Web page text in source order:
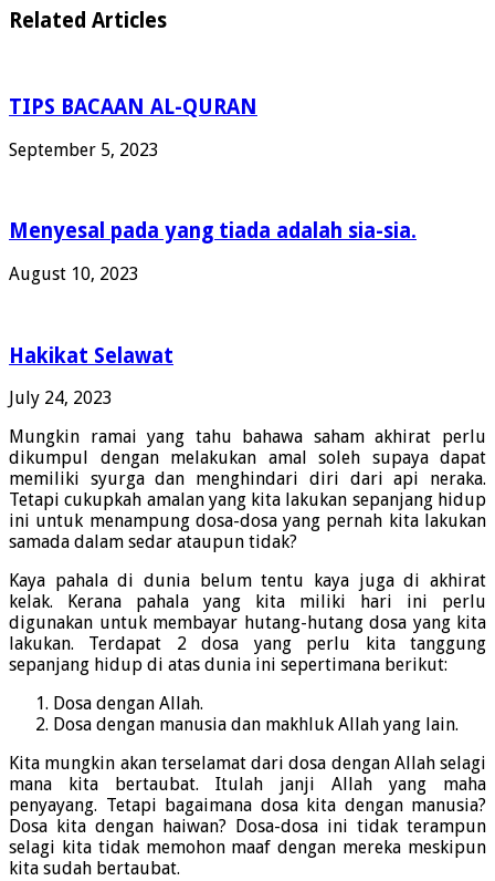
Related Articles
TIPS BACAAN AL-QURAN
September 5, 2023
Menyesal pada yang tiada adalah sia-sia.
August 10, 2023
Hakikat Selawat
July 24, 2023
Mungkin ramai yang tahu bahawa saham akhirat perlu
dikumpul dengan melakukan amal soleh supaya dapat
memiliki syurga dan menghindari diri dari api neraka.
Tetapi cukupkah amalan yang kita lakukan sepanjang hidup
ini untuk menampung dosa-dosa yang pernah kita lakukan
samada dalam sedar ataupun tidak?
Kaya pahala di dunia belum tentu kaya juga di akhirat
kelak. Kerana pahala yang kita miliki hari ini perlu
digunakan untuk membayar hutang-hutang dosa yang kita
lakukan. Terdapat 2 dosa yang perlu kita tanggung
sepanjang hidup di atas dunia ini sepertimana berikut:
Dosa dengan Allah.
Dosa dengan manusia dan makhluk Allah yang lain.
Kita mungkin akan terselamat dari dosa dengan Allah selagi
mana kita bertaubat. Itulah janji Allah yang maha
penyayang. Tetapi bagaimana dosa kita dengan manusia?
Dosa kita dengan haiwan? Dosa-dosa ini tidak terampun
selagi kita tidak memohon maaf dengan mereka meskipun
kita sudah bertaubat.